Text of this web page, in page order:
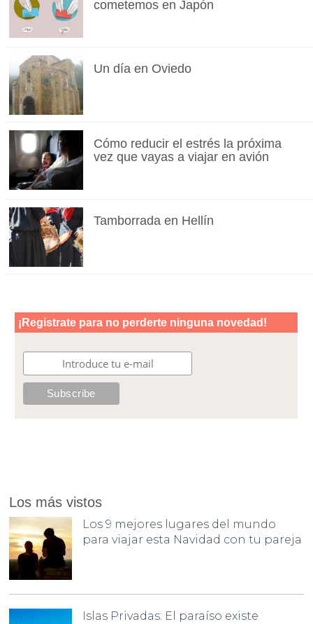
cometemos en Japón
Un día en Oviedo
Cómo reducir el estrés la próxima
vez que vayas a viajar en avión
Tamborrada en Hellín
Los más vistos
Los 9 mejores lugares del mundo
para viajar esta Navidad con tu pareja
Islas Privadas: El paraíso existe